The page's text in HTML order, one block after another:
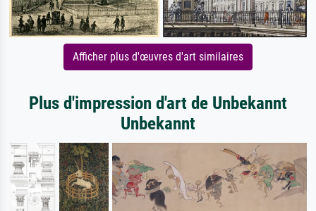
Afficher plus d'œuvres d'art similaires
Plus d'impression d'art de Unbekannt
Unbekannt